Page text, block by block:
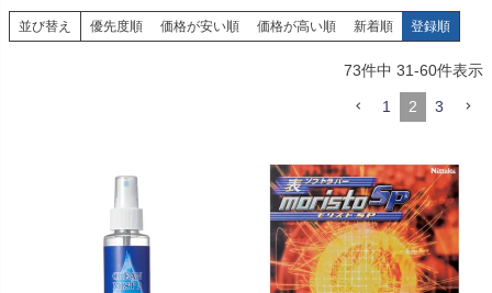
並び替え 優先度順 価格が安い順 価格が高い順 新着順 登録順
73件中 31-60件表示
1 2 3